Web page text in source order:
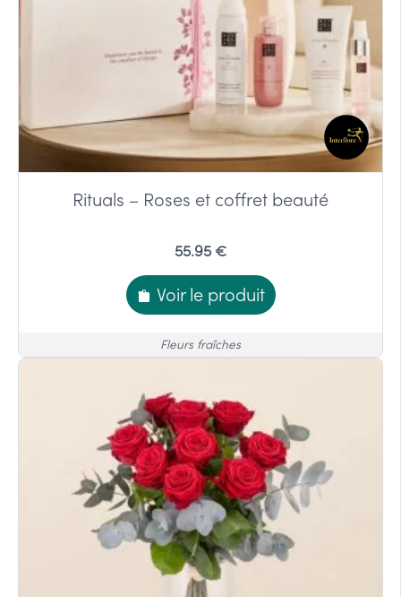
Rituals – Roses et coffret beauté
55.95 €
Voir le produit
Fleurs fraîches